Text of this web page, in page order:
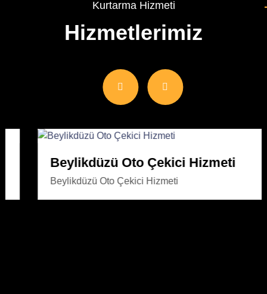
Kurtarma Hizmeti
Hizmetlerimiz
Beylikdüzü Oto Çekici Hizmeti
Beylikdüzü Oto Çekici Hizmeti
İnceleyin